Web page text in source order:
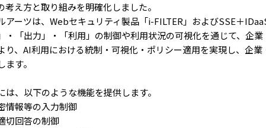
考え方と取り組みを明確化しました。
アーツは、Webセキュリティ製品「i-FILTER」およびSSE＋
・「出力」・「利用」の制御や利用状況の可視化を通じて、企
り、AI利用における統制・可視化・ポリシー適用を実現し、企
ます。
は、以下のような機能を提供します。
報等の入力制御
回答の制御